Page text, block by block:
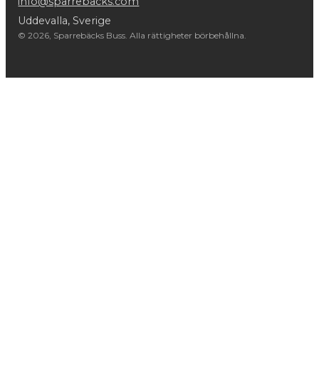
Uddevalla, Sverige
© 2026, Sparrebäcks Buss. Alla rättigheter börbehållna.